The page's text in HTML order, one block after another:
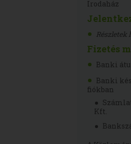
Irodaház
Részletek
Fizetés
Banki
Banki
fiókban
Kft.